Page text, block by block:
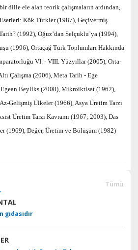
dille ele alan teorik çalışmaların ardından,
Eserleri: Kök Türkler (1987), Geçivermiş
(1992), Oğuz’dan Selçuklu’ya (1994),
(1996), Ortaçağ Türk Toplumları Hakkında
VI. - VIII. Yüzyıllar (2005), Orta-
Çalışma (2006), Meta Tarih - Ege
Beyliks (2008), Mikroiktisat (1962),
Gelişmiş Ülkeler (1966), Asya Üretim Tarzı
Üretim Tarzı Kavramı (1967; 2003), Das
(1969), Değer, Üretim ve Bölüşüm (1982)
Tümü
gıdasıdır